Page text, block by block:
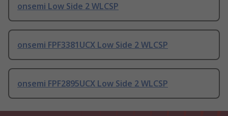
onsemi Low Side 2 WLCSP
onsemi FPF3381UCX Low Side 2 WLCSP
onsemi FPF2895UCX Low Side 2 WLCSP